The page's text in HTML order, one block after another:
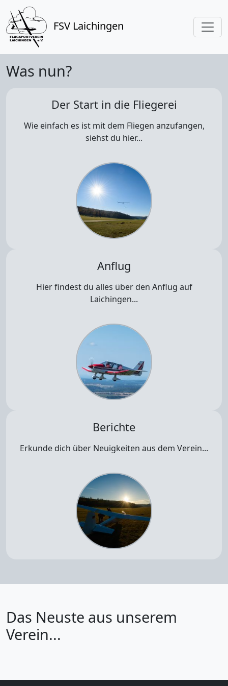
FSV Laichingen
Was nun?
Der Start in die Fliegerei
Wie einfach es ist mit dem Fliegen anzufangen,
siehst du hier...
Anflug
Hier findest du alles über den Anflug auf
Laichingen...
Berichte
Erkunde dich über Neuigkeiten aus dem Verein...
Das Neuste aus unserem
Verein...